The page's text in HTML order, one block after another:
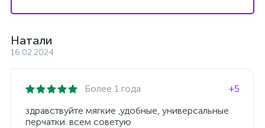
Натали
16.02.2024
Более 1 года
+5
здравствуйте мягкие ,удобные, универсальные
перчатки. всем советую